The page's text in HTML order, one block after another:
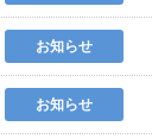
お知らせ
お知らせ